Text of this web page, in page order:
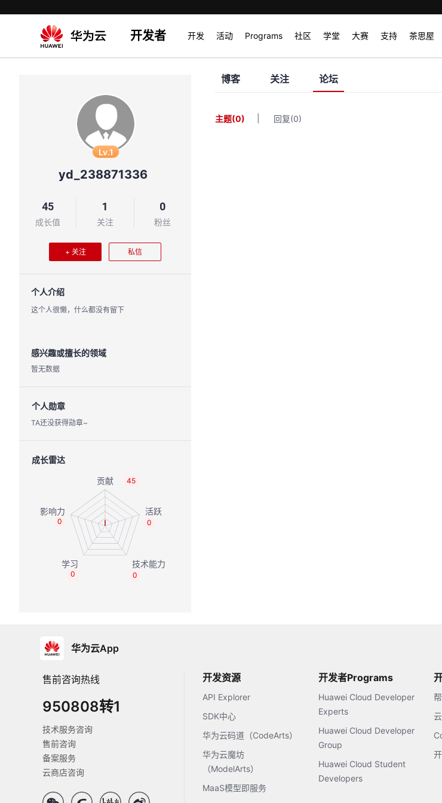
开发者 开发 活动 Programs 社区 学堂 大赛 支持 茶思屋
Lv.1
yd_238871336
45
成长值
1
关注
0
粉丝
+ 关注 私信
个人介绍
这个人很懒，什么都没有留下
感兴趣或擅长的领域
暂无数据
个人勋章
TA还没获得勋章~
成长雷达
45
0
0
0
0
博客 关注 论坛
主题(0) 回复(0)
华为云App
售前咨询热线
950808转1
技术服务咨询
售前咨询
备案服务
云商店咨询
开发资源
API Explorer
SDK中心
华为云码道（CodeArts）
华为云魔坊
（ModelArts）
MaaS模型即服务
开发者Programs
Huawei Cloud Developer
Experts
Huawei Cloud Developer
Group
Huawei Cloud Student
Developers